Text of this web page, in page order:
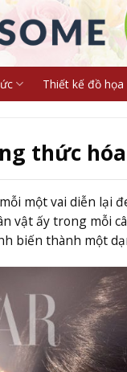
Thiết kế đồ họa
thức
một vai diễn lại
vật ấy trong mỗi
biến thành một